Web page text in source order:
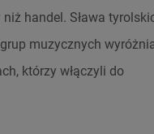
handel. Sława
muzycznych
którzy włączyli do